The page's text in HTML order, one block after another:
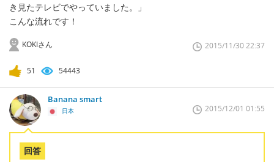
き見たテレビでやっていました。」
こんな流れです！
KOKIさん 2015/11/30 22:37
51 54443
Banana smart
日本 2015/12/01 01:55
回答